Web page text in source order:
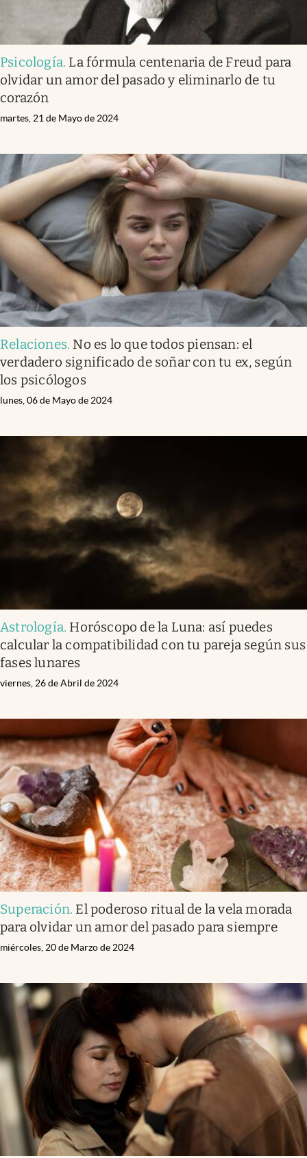
Psicología. La fórmula centenaria de Freud para
olvidar un amor del pasado y eliminarlo de tu
corazón
martes, 21 de Mayo de 2024
Relaciones. No es lo que todos piensan: el
verdadero significado de soñar con tu ex, según
los psicólogos
lunes, 06 de Mayo de 2024
Astrología. Horóscopo de la Luna: así puedes
calcular la compatibilidad con tu pareja según sus
fases lunares
viernes, 26 de Abril de 2024
Superación. El poderoso ritual de la vela morada
para olvidar un amor del pasado para siempre
miércoles, 20 de Marzo de 2024